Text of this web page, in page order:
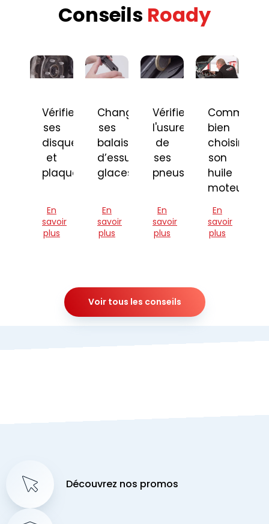
Conseils Roady
Vérifier
ses
disques
et
plaquettes
En
savoir
plus
Changer
ses
balais
d’essuie-
glaces
En
savoir
plus
Vérifier
l'usure
de
ses
pneus
En
savoir
plus
Comment
bien
choisir
son
huile
moteur
En
savoir
plus
Voir tous les conseils
Découvrez nos promos